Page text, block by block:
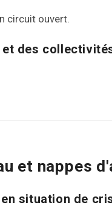
circuit ouvert.
des
et nappes
situation de